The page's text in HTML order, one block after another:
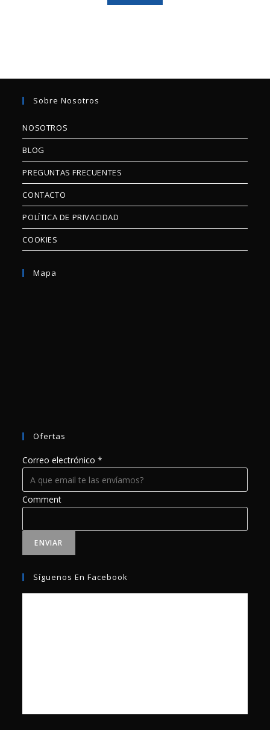
Sobre Nosotros
NOSOTROS
BLOG
PREGUNTAS FRECUENTES
CONTACTO
POLÍTICA DE PRIVACIDAD
COOKIES
Mapa
Ofertas
Correo electrónico*
Comment
ENVIAR
Síguenos En Facebook